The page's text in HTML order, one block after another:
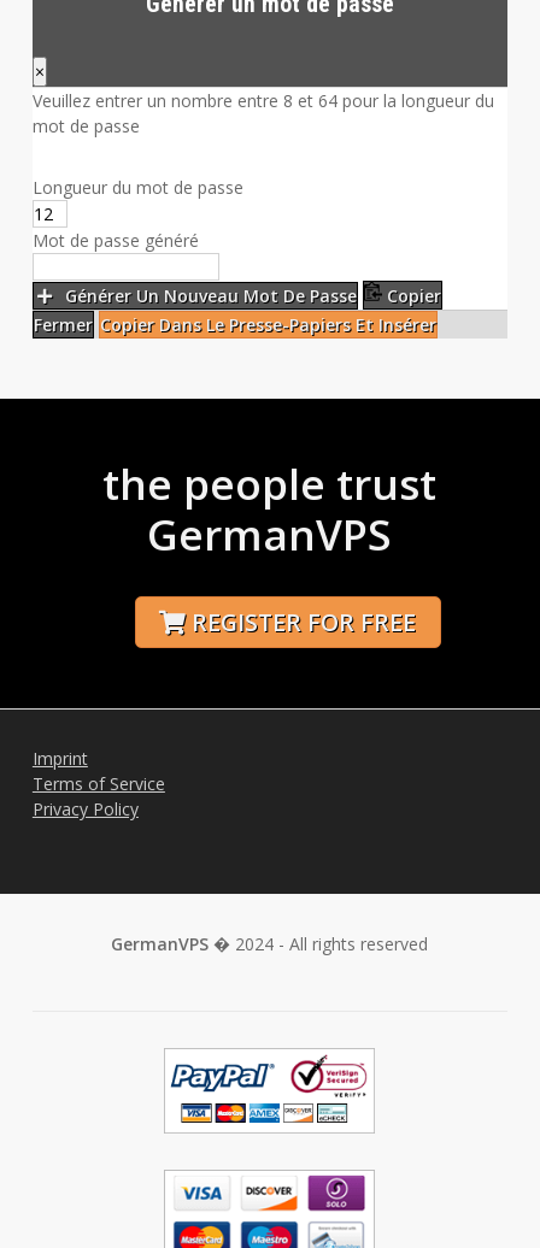
×
Veuillez entrer un nombre entre 8 et 64 pour la longueur du
mot de passe
Longueur du mot de passe
Mot de passe généré
Générer Un Nouveau Mot De Passe
Copier
Fermer Copier Dans Le Presse-Papiers Et Insérer
the people trust
GermanVPS
REGISTER FOR FREE
Imprint
Terms of Service
Privacy Policy
GermanVPS � 2024 - All rights reserved